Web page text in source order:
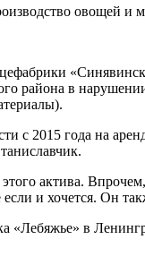
овощей и
района в
с 2015 года на
актива.
и хочется. Он
в